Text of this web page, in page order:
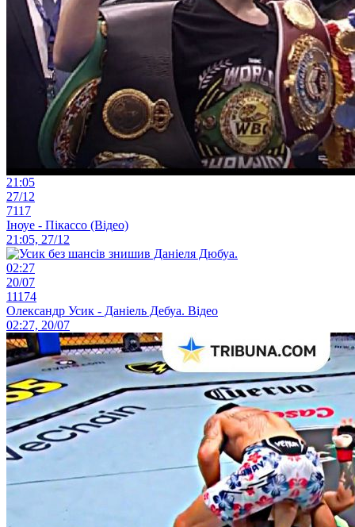
21:05
27/12
7117
Іноуе - Пікассо (Відео)
21:05, 27/12
02:27
20/07
11174
Олександр Усик - Даніель Дебуа. Відео
02:27, 20/07